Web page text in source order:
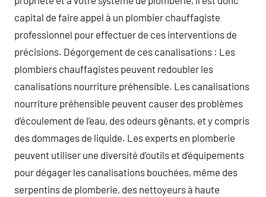
capital de faire appel à un plombier chauffagiste
professionnel pour effectuer de ces interventions de
précisions. Dégorgement de ces canalisations : Les
plombiers chauffagistes peuvent redoubler les
canalisations nourriture préhensible. Les canalisations
nourriture préhensible peuvent causer des problèmes
d’écoulement de l’eau, des odeurs gênants, et y compris
des dommages de liquide. Les experts en plomberie
peuvent utiliser une diversité d’outils et d’équipements
pour dégager les canalisations bouchées, même des
serpentins de plomberie, des nettoyeurs à haute